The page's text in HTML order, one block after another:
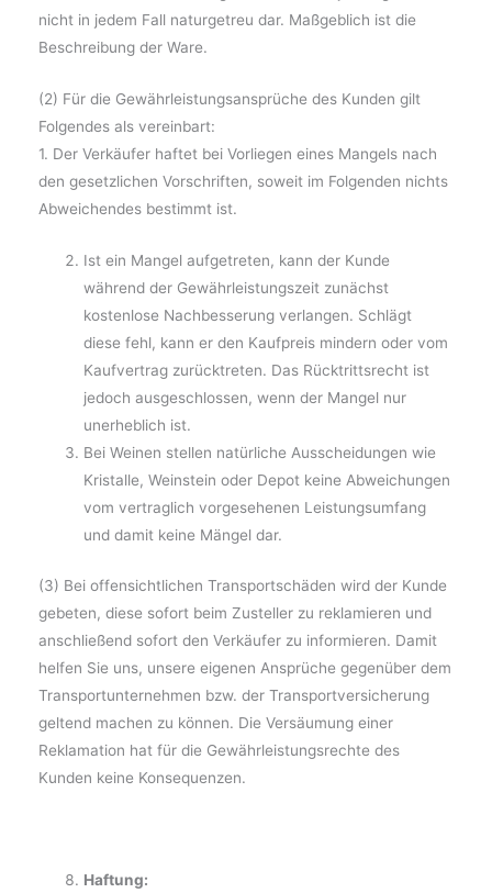
nicht in jedem Fall naturgetreu dar. Maßgeblich ist die
Beschreibung der Ware.
(2) Für die Gewährleistungsansprüche des Kunden gilt
Folgendes als vereinbart:
1. Der Verkäufer haftet bei Vorliegen eines Mangels nach
den gesetzlichen Vorschriften, soweit im Folgenden nichts
Abweichendes bestimmt ist.
Ist ein Mangel aufgetreten, kann der Kunde
während der Gewährleistungszeit zunächst
kostenlose Nachbesserung verlangen. Schlägt
diese fehl, kann er den Kaufpreis mindern oder vom
Kaufvertrag zurücktreten. Das Rücktrittsrecht ist
jedoch ausgeschlossen, wenn der Mangel nur
unerheblich ist.
Bei Weinen stellen natürliche Ausscheidungen wie
Kristalle, Weinstein oder Depot keine Abweichungen
vom vertraglich vorgesehenen Leistungsumfang
und damit keine Mängel dar.
(3) Bei offensichtlichen Transportschäden wird der Kunde
gebeten, diese sofort beim Zusteller zu reklamieren und
anschließend sofort den Verkäufer zu informieren. Damit
helfen Sie uns, unsere eigenen Ansprüche gegenüber dem
Transportunternehmen bzw. der Transportversicherung
geltend machen zu können. Die Versäumung einer
Reklamation hat für die Gewährleistungsrechte des
Kunden keine Konsequenzen.
Haftung: